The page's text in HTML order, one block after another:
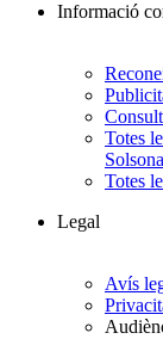
Informació
Totes
Solsona
Totes
Legal
Avís